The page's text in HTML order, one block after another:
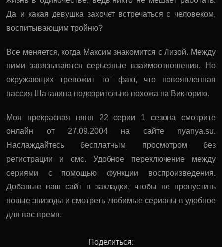
Да и какая девушка захочет встречаться с человеком,
воспитывающим тройню?
Все меняется, когда Максим знакомится с Лизой. Между
ними завязываются серьезные взаимоотношения. Но
окружающих тревожит тот факт, что новоявленная
пассия Шаталина подозрительно похожа на Викторию.
Моя прекрасная няня 22 серии 1 сезона смотрите
онлайн от 27.09.2004 на сайте nyanya.su.
Наслаждайтесь бесплатным просмотром без
регистрации и смс. Удобное переключение между
сериями с помощью функции воспроизведения.
Добавьте наш сайт в закладки, чтобы не пропустить
новые эпизоды и смотреть любимые сериалы в удобное
для вас время.
Поделиться: